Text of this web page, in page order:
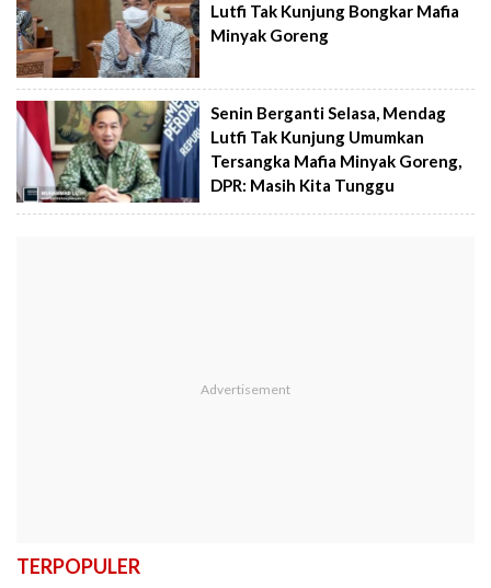
Lutfi Tak Kunjung Bongkar Mafia
Minyak Goreng
Senin Berganti Selasa, Mendag
Lutfi Tak Kunjung Umumkan
Tersangka Mafia Minyak Goreng,
DPR: Masih Kita Tunggu
TERPOPULER